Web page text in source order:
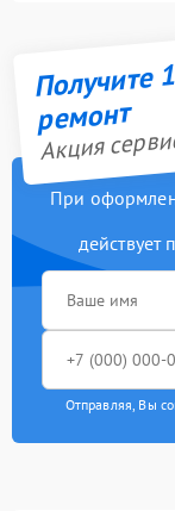
Получите
ремонт
Акция
При
действует
Отправляя, Вы